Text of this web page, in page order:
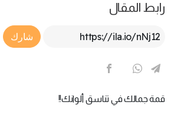
رابط المقال
Article Link
شارك
قمة جمالك في تناسق ألوانك!!